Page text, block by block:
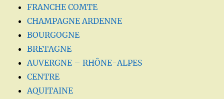
FRANCHE COMTE
CHAMPAGNE ARDENNE
BOURGOGNE
BRETAGNE
AUVERGNE – RHÔNE-ALPES
CENTRE
AQUITAINE